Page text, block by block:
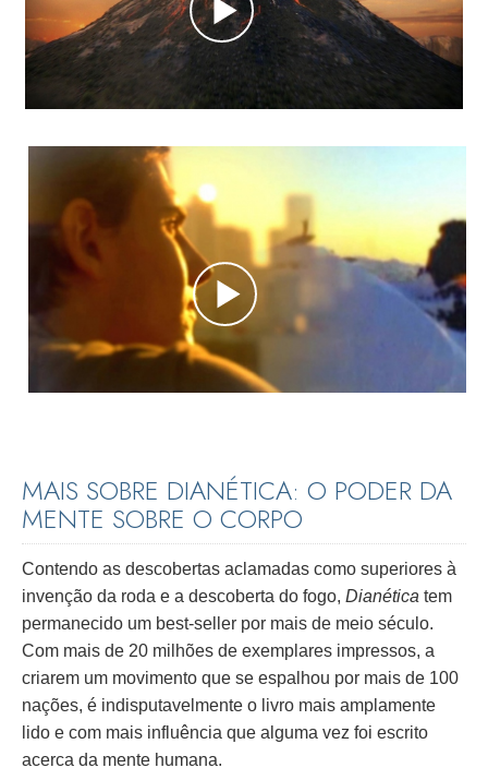
MAIS SOBRE DIANÉTICA: O PODER DA
MENTE SOBRE O CORPO
Contendo as descobertas aclamadas como superiores à
invenção da roda e a descoberta do fogo, Dianética tem
permanecido um best-seller por mais de meio século.
Com mais de 20 milhões de exemplares impressos, a
criarem um movimento que se espalhou por mais de 100
nações, é indisputavelmente o livro mais amplamente
lido e com mais influência que alguma vez foi escrito
acerca da mente humana.